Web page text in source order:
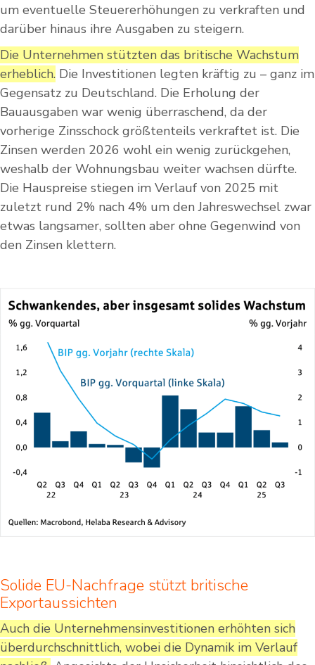
um eventuelle Steuererhöhungen zu verkraften und
darüber hinaus ihre Ausgaben zu steigern.
Die Unternehmen stützten das britische Wachstum
erheblich. Die Investitionen legten kräftig zu – ganz im
Gegensatz zu Deutschland. Die Erholung der
Bauausgaben war wenig überraschend, da der
vorherige Zinsschock größtenteils verkraftet ist. Die
Zinsen werden 2026 wohl ein wenig zurückgehen,
weshalb der Wohnungsbau weiter wachsen dürfte.
Die Hauspreise stiegen im Verlauf von 2025 mit
zuletzt rund 2% nach 4% um den Jahreswechsel zwar
etwas langsamer, sollten aber ohne Gegenwind von
den Zinsen klettern.
Solide EU-Nachfrage stützt britische
Exportaussichten
Auch die Unternehmensinvestitionen erhöhten sich
überdurchschnittlich, wobei die Dynamik im Verlauf